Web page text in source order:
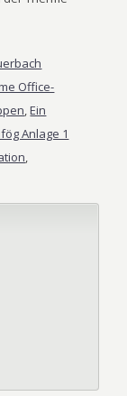
Office-
,Ein
Anlage 1
,